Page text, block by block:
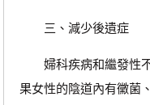
三、減少後遺症
婦科疾病和繼發性不
果女性的陰道內有黴菌